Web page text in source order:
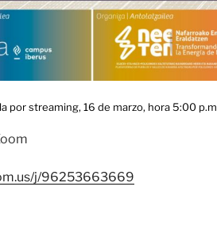
por streaming, 16 de marzo, hora 5:00
j/96253663669